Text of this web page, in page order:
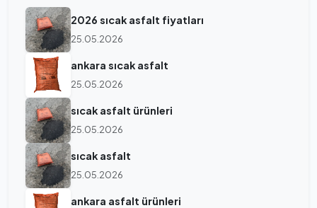
2026 sıcak asfalt fiyatları
25.05.2026
ankara sıcak asfalt
25.05.2026
sıcak asfalt ürünleri
25.05.2026
sıcak asfalt
25.05.2026
ankara asfalt ürünleri